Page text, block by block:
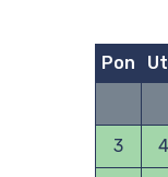
Pon
3 4